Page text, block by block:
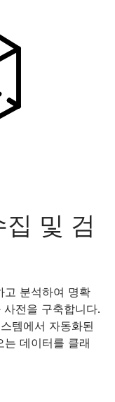
및 검
고 분석하여 명확
전을 구축합니다.
템에서 자동화된
는 데이터를 클래